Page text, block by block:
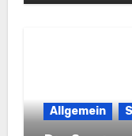
Allgemein